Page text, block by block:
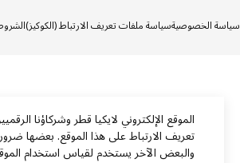
الخصوصيةسياسة ملفات تعريف الارتباط (الكوكيز)الشروط
الموقع الإلكتروني لايكيا قطر وشركاؤنا
تعريف الارتباط على هذا الموقع. بعضها ضروري
والبعض الآخر يستخدم لقياس استخدام